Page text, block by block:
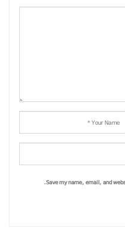
Save my name, email, and